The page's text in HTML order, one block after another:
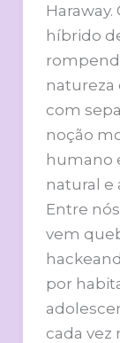
híbrido
natureza
com
noção
humano
natural e
Entre
vem
por
cada vez